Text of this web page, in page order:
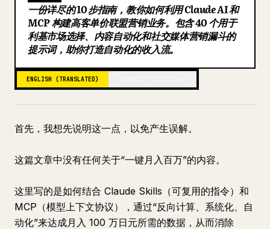
Updates
一份详尽的 10 步指南，教你如何利用 Claude AI 和
MCP 构建高客单价联盟营销业务。包含 40 个用于
利基市场选择、内容自动化和社交媒体营销漏斗的
提示词，助你打造自动化的收入流。
ENGLISH (TRANSLATED)
首先，我想先说明这一点，以免产生误解。
这篇文章中没有任何关于“一键月入百万”的内容。
这里写的是如何结合 Claude Skills（可复用的指令）和
MCP（模型上下文协议），通过“反向计算、系统化、自
动化”来达成月入 100 万日元所需的数据，从而消除